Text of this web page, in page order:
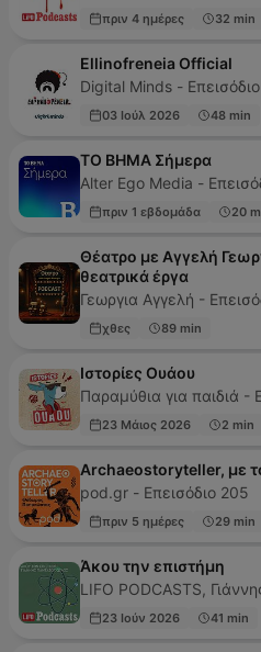
πριν 4 ημέρες 32 min
Ellinofreneia Official
Digital Minds -
03 Ιούλ 2026 48 min
ΤΟ ΒΗΜΑ Σήμερα
Alter Ego Media -
πριν 1 εβδομάδα 20
Θέατρο με Αγγελή
θεατρικά έργα
Γεωργια Αγγελή -
χθες 89 min
Ιστορίες Ουάου
Παραμύθια για παιδιά -
23 Μάιος 2026 2 min
Archaeostoryteller, με
pod.gr - Επεισόδιο 205
πριν 5 ημέρες 29 min
Άκου την επιστήμη
23 Ιούν 2026 41 min